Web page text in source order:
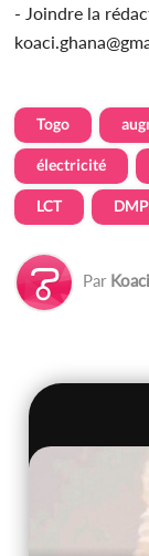
- Joindre la
Togo
électricité
LCT DMP
Par Koaci